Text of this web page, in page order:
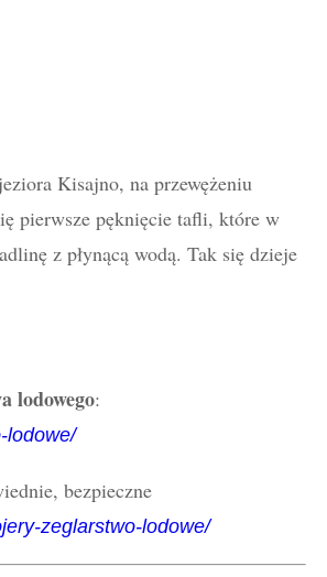
Kisajno, na przewężeniu
pierwsze pęknięcie tafli, które w
z płynącą wodą. Tak się dzieje
lodowego:
lodowe/
bezpieczne
zeglarstwo-lodowe/